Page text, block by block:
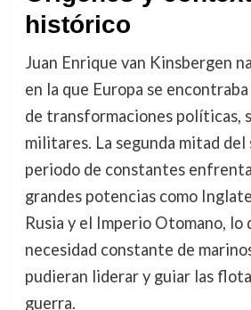
histórico
Juan Enrique van Kinsbergen
en la que Europa se
de transformaciones políticas,
militares. La segunda mitad
periodo de constantes
grandes potencias como
Rusia y el Imperio Otomano, lo
necesidad constante de
pudieran liderar y guiar las
guerra.